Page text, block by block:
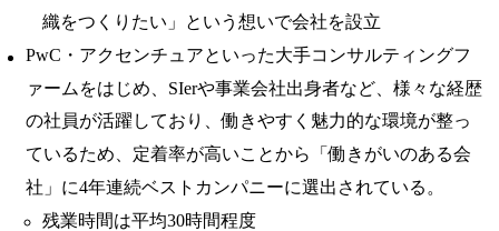
織をつくりたい」という想いで会社を設立
PwC・アクセンチュアといった大手コンサルティングフ
ァームをはじめ、SIerや事業会社出身者など、様々な経歴
の社員が活躍しており、働きやすく魅力的な環境が整っ
ているため、定着率が高いことから「働きがいのある会
社」に4年連続ベストカンパニーに選出されている。
残業時間は平均30時間程度